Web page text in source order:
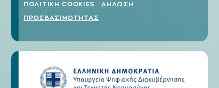
ΠΟΛΙΤΙΚΗ COOKIES
ΔΗΛΩΣΗ
ΠΡΟΣΒΑΣΙΜΟΤΗΤΑΣ